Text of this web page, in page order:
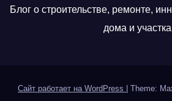
Блог о строительстве, ремонте,
дома и участка
Сайт работает на WordPress Theme: